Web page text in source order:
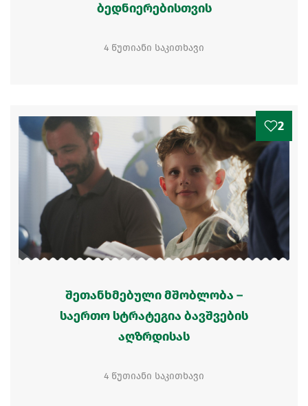
ბედნიერებისთვის
4 წუთიანი საკითხავი
2
შეთანხმებული მშობლობა –
საერთო სტრატეგია ბავშვების
აღზრდისას
4 წუთიანი საკითხავი